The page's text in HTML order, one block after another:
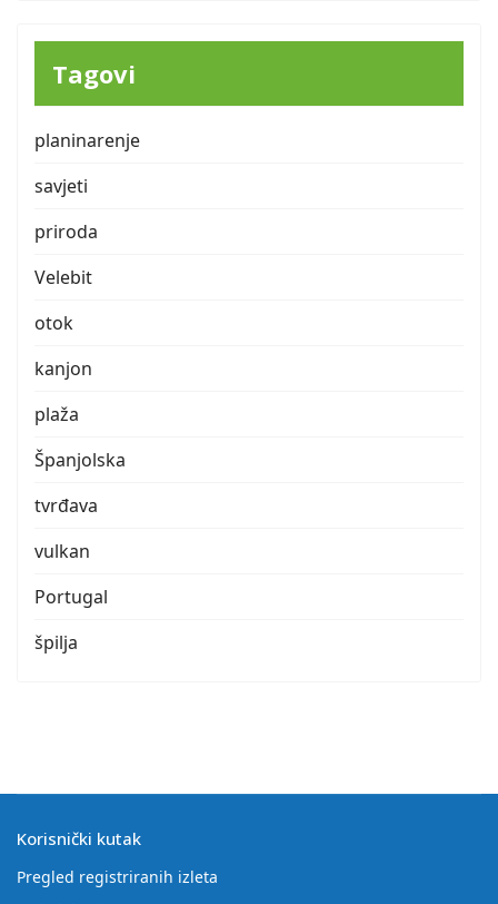
Tagovi
planinarenje
savjeti
priroda
Velebit
otok
kanjon
plaža
Španjolska
tvrđava
vulkan
Portugal
špilja
Korisnički kutak
Pregled registriranih izleta